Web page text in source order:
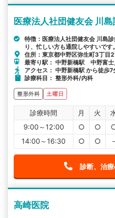
医療法人社団健友会 川島
特徴：医療法人社団健友会 川島
り、忙しい方も通院しやすいです。
住所：東京都中野区弥生町3丁目
最寄り駅： 中野新橋駅 中野富
アクセス： 中野新橋駅 から徒歩7
診療科目： 整形外科/内科
整形外科 土曜日
診療時間 月 火
9:00～12:00
○ ○
14:00～16:30
○ ○ -
診断、治
高崎医院